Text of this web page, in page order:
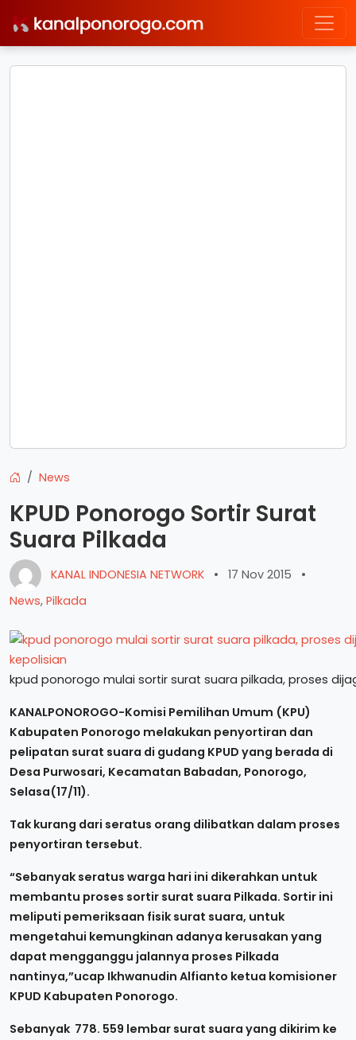
News
KPUD Ponorogo Sortir Surat
Suara Pilkada
KANAL INDONESIA NETWORK • 17 Nov 2015
•
News, Pilkada
kpud ponorogo mulai sortir surat suara pilkada, proses
KANALPONOROGO-Komisi Pemilihan Umum (KPU)
Kabupaten Ponorogo melakukan penyortiran dan
pelipatan surat suara di gudang KPUD yang berada di
Desa Purwosari, Kecamatan Babadan, Ponorogo,
Selasa(17/11).
Tak kurang dari seratus orang dilibatkan dalam proses
penyortiran tersebut.
“Sebanyak seratus warga hari ini dikerahkan untuk
membantu proses sortir surat suara Pilkada. Sortir ini
meliputi pemeriksaan fisik surat suara, untuk
mengetahui kemungkinan adanya kerusakan yang
dapat mengganggu jalannya proses Pilkada
nantinya,”ucap Ikhwanudin Alfianto ketua komisioner
KPUD Kabupaten Ponorogo.
Sebanyak 778. 559 lembar surat suara yang dikirim ke